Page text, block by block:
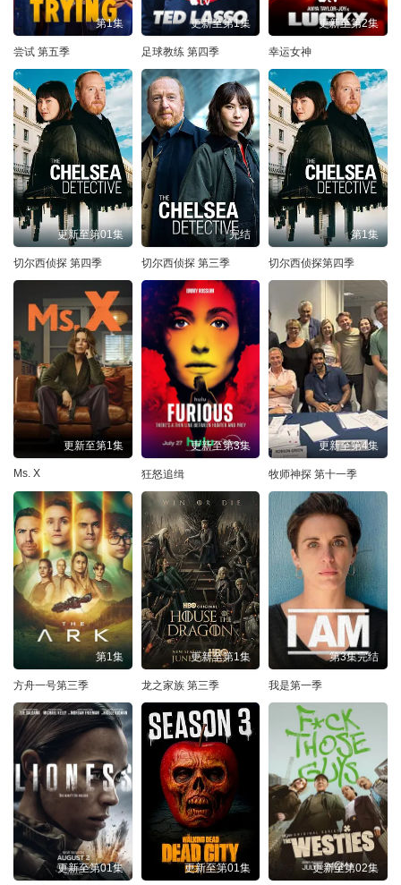
第1集
尝试 第五季
更新至第1集
足球教练 第四季
更新至第2集
幸运女神
更新至第01集
切尔西侦探 第四季
完结
切尔西侦探 第三季
第1集
切尔西侦探第四季
更新至第1集
Ms. X
更新至第3集
狂怒追缉
更新至第4集
牧师神探 第十一季
第1集
方舟一号第三季
更新至第1集
龙之家族 第三季
第3集完结
我是第一季
更新至第01集 更新至第01集 更新至第02集